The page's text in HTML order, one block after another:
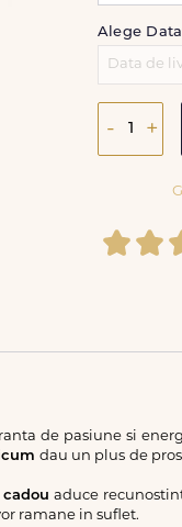
Alege
- +
de pasiune si
dau un plus de
cadouaduce
ramane in suflet.